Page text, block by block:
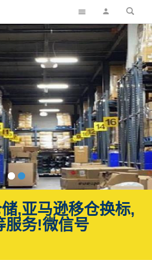
,亚马逊移仓换标,
服务!微信号